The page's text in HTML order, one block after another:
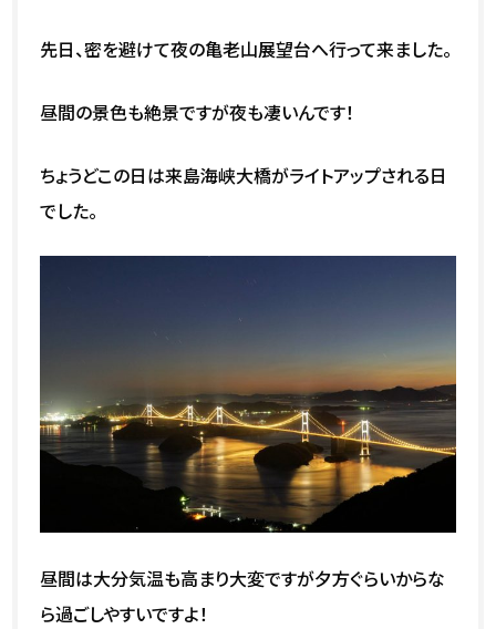
先日、密を避けて夜の亀老山展望台へ行って来ました。
昼間の景色も絶景ですが夜も凄いんです！
ちょうどこの日は来島海峡大橋がライトアップされる日
でした。
昼間は大分気温も高まり大変ですが夕方ぐらいからな
ら過ごしやすいですよ！